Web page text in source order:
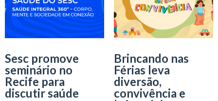
Sesc promove
seminário no
Recife para
discutir saúde
Brincando nas
Férias leva
diversão,
convivência e